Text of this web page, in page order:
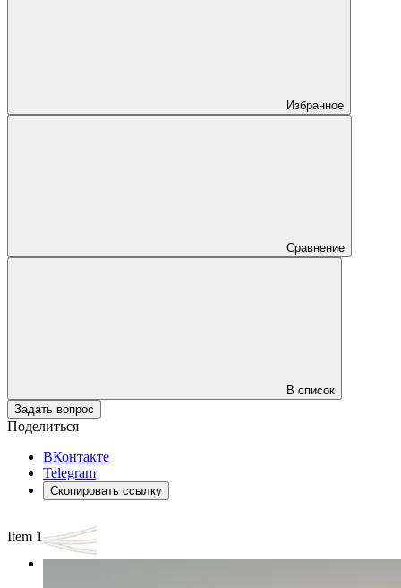
Избранное
Сравнение
В список
Задать вопрос
Поделиться
ВКонтакте
Telegram
Скопировать ссылку
Item 1 of 3